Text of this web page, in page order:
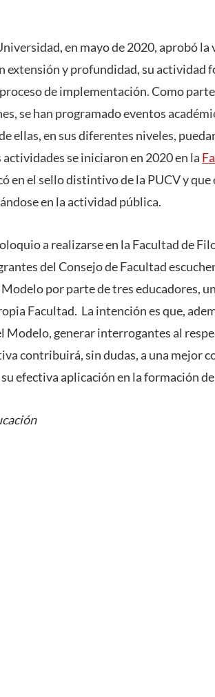
en mayo de 2020, aprobó la
extensión y profundidad, su actividad
de implementación. Como
se han programado eventos
ellas, en sus diferentes niveles,
actividades se iniciaron en 2020 en la
en el sello distintivo de la PUCV y
en la actividad pública.
a realizarse en la Facultad de
del Consejo de Facultad
por parte de tres educadores,
Facultad. La intención es que,
Modelo, generar interrogantes al
contribuirá, sin dudas, a una mejor
efectiva aplicación en la formación